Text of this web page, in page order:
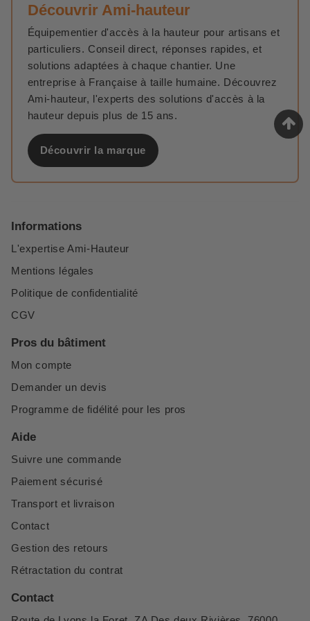
Leur conception fixe élimine les points de faiblesse
associés aux mécanismes pliants, et elles sont
généralement équipées de garde-corps et de surfaces
antidérapantes pour une protection maximale des
utilisateurs.​
Sont-elles adaptées à une utilisation en extérieur ?
Oui, de nombreux modèles sont conçus pour résister aux
conditions extérieures, avec des matériaux traités pour
supporter les intempéries et assurer une performance
pour une stabilité optimale, certaines plateformes
peuvent être équipées de roues ou de dispositifs de
levage pour faciliter leur déplacement occasionnel.​
Découvrir Ami-hauteur
Équipementier d'accès à la hauteur pour artisans et
particuliers. Conseil direct, réponses rapides, et
solutions adaptées à chaque chantier. Une
entreprise à Française à taille humaine. Découvrez
Ami-hauteur, l'experts des solutions d'accès à la
hauteur depuis plus de 15 ans.
Découvrir la marque
Informations
L'expertise Ami-Hauteur
Mentions légales
Politique de confidentialité
CGV
Pros du bâtiment
Mon compte
Demander un devis
Programme de fidélité pour les pros
Aide
Suivre une commande
Paiement sécurisé
Transport et livraison
Contact
Gestion des retours
Rétractation du contrat
Contact